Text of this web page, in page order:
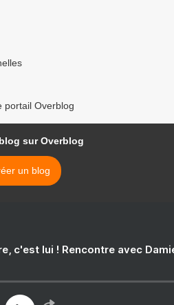
portail Overblog
sur Overblog
un blog
c'est lui ! Rencontre avec